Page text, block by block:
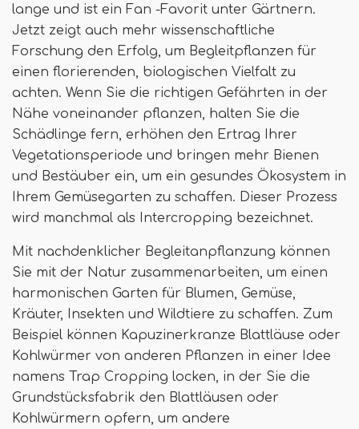
lange und ist ein Fan -Favorit unter Gärtnern.
Jetzt zeigt auch mehr wissenschaftliche
Forschung den Erfolg, um Begleitpflanzen für
einen florierenden, biologischen Vielfalt zu
achten. Wenn Sie die richtigen Gefährten in der
Nähe voneinander pflanzen, halten Sie die
Schädlinge fern, erhöhen den Ertrag Ihrer
Vegetationsperiode und bringen mehr Bienen
und Bestäuber ein, um ein gesundes Ökosystem in
Ihrem Gemüsegarten zu schaffen. Dieser Prozess
wird manchmal als Intercropping bezeichnet.
Mit nachdenklicher Begleitanpflanzung können
Sie mit der Natur zusammenarbeiten, um einen
harmonischen Garten für Blumen, Gemüse,
Kräuter, Insekten und Wildtiere zu schaffen. Zum
Beispiel können Kapuzinerkranze Blattläuse oder
Kohlwürmer von anderen Pflanzen in einer Idee
namens Trap Cropping locken, in der Sie die
Grundstücksfabrik den Blattläusen oder
Kohlwürmern opfern, um andere